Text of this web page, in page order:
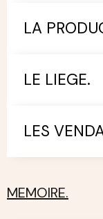
LA
LE LIEGE.
LES
MEMOIRE.